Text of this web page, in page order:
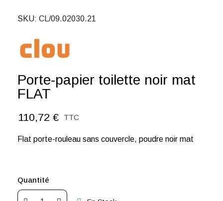
SKU CL/09.02030.21
Porte-papier toilette noir mat
FLAT
110,72 € TTC
Flat porte-rouleau sans couvercle, poudre noir mat
Quantité